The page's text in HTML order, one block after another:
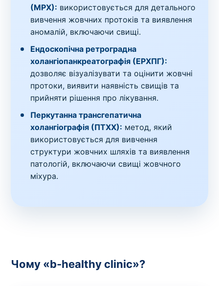
(МРХ): використовується для детального
вивчення жовчних протоків та виявлення
аномалій, включаючи свищі.
Ендоскопічна ретроградна
холангіопанкреатографія (ЕРХПГ):
дозволяє візуалізувати та оцінити жовчні
протоки, виявити наявність свищів та
прийняти рішення про лікування.
Перкутанна трансгепатична
холангіографія (ПТХХ): метод, який
використовується для вивчення
структури жовчних шляхів та виявлення
патологій, включаючи свищі жовчного
міхура.
Чому «b-healthy clinic»?